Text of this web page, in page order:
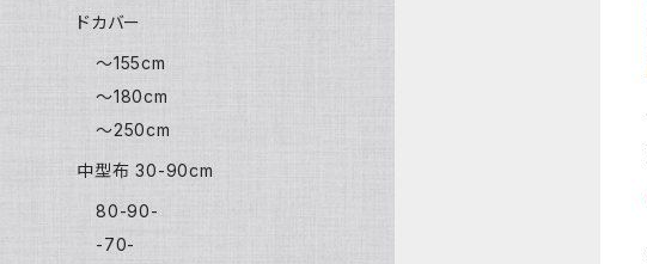
ドカバー
〜155cm
〜180cm
〜250cm
中型布 30-90cm
80-90-
-70-